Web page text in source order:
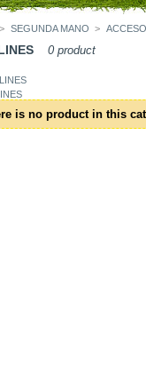
> SEGUNDA MANO >
0 product
is no product in this